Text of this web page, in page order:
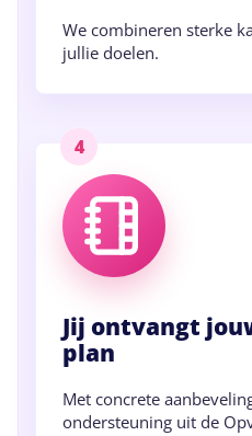
We combineren sterke
jullie doelen.
4
Jij ontvangt
plan
Met concrete
ondersteuning uit de